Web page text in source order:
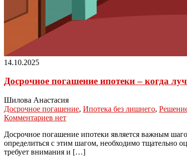
14.10.2025
Досрочное погашение ипотеки – когда
Шилова Анастасия
Досрочное погашение, Ипотека без лишнего,
Комментариев нет
Досрочное погашение ипотеки является важным
определиться с этим шагом, необходимо тщательно
требует внимания и […]